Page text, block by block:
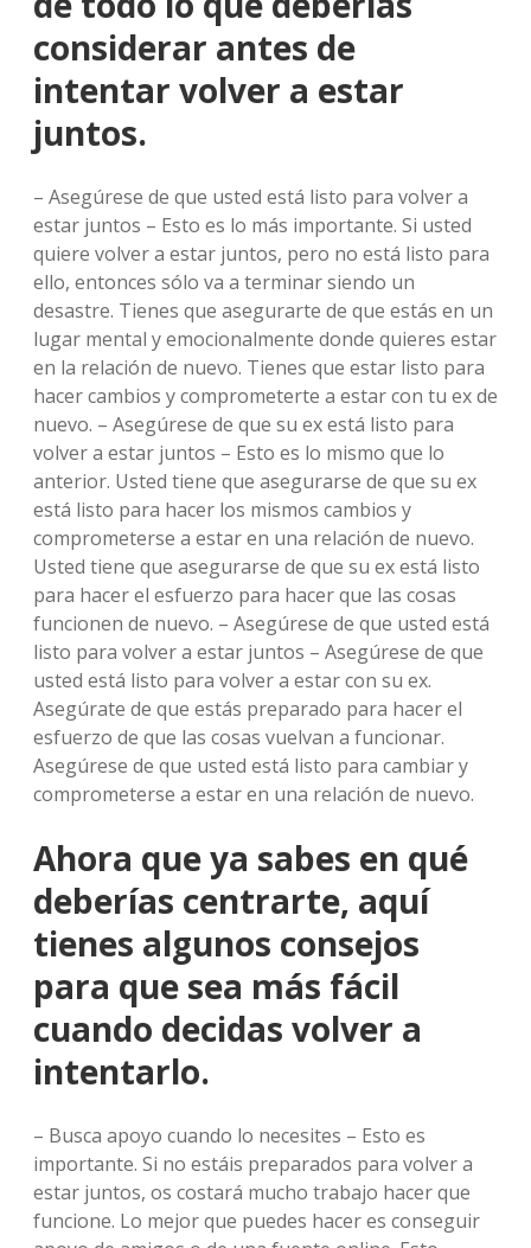
considerar antes de
intentar volver a estar
juntos.
– Asegúrese de que usted está listo para volver a
estar juntos – Esto es lo más importante. Si usted
quiere volver a estar juntos, pero no está listo para
ello, entonces sólo va a terminar siendo un
desastre. Tienes que asegurarte de que estás en un
lugar mental y emocionalmente donde quieres estar
en la relación de nuevo. Tienes que estar listo para
hacer cambios y comprometerte a estar con tu ex de
nuevo. – Asegúrese de que su ex está listo para
volver a estar juntos – Esto es lo mismo que lo
anterior. Usted tiene que asegurarse de que su ex
está listo para hacer los mismos cambios y
comprometerse a estar en una relación de nuevo.
Usted tiene que asegurarse de que su ex está listo
para hacer el esfuerzo para hacer que las cosas
funcionen de nuevo. – Asegúrese de que usted está
listo para volver a estar juntos – Asegúrese de que
usted está listo para volver a estar con su ex.
Asegúrate de que estás preparado para hacer el
esfuerzo de que las cosas vuelvan a funcionar.
Asegúrese de que usted está listo para cambiar y
comprometerse a estar en una relación de nuevo.
Ahora que ya sabes en qué
deberías centrarte, aquí
tienes algunos consejos
para que sea más fácil
cuando decidas volver a
intentarlo.
– Busca apoyo cuando lo necesites – Esto es
importante. Si no estáis preparados para volver a
estar juntos, os costará mucho trabajo hacer que
funcione. Lo mejor que puedes hacer es conseguir